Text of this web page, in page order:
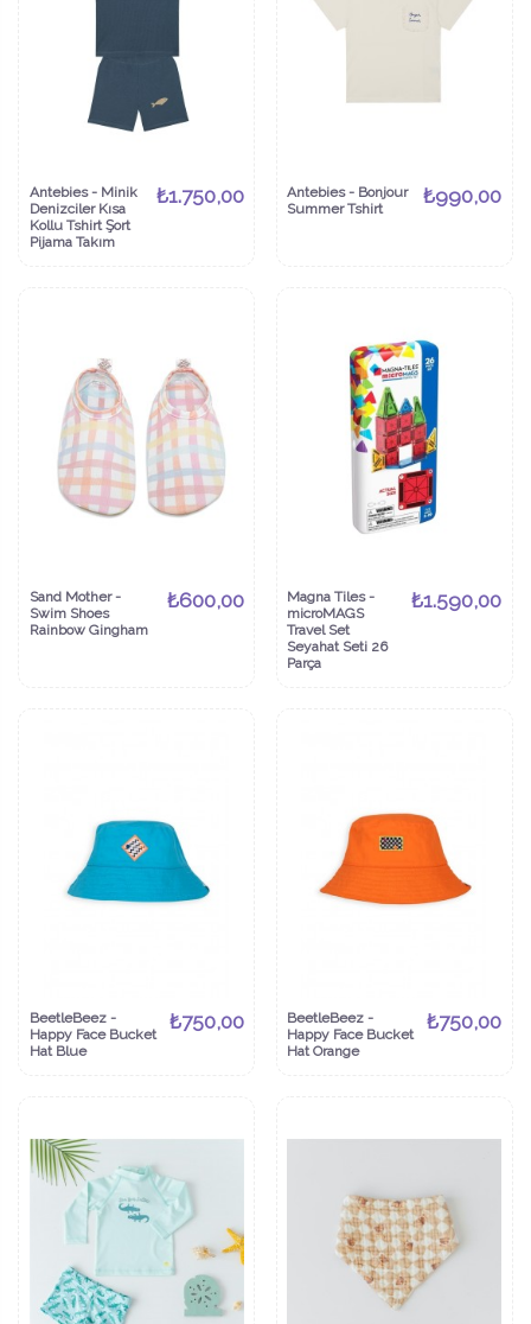
Antebies - Minik
Denizciler Kısa
Kollu Tshirt Şort
Pijama Takım
₺1.750,00
Antebies - Bonjour
Summer Tshirt
₺990,00
Sand Mother -
Swim Shoes
Rainbow Gingham
₺600,00
Magna Tiles -
microMAGS
Travel Set
Seyahat Seti 26
Parça
₺1.590,00
BeetleBeez -
Happy Face Bucket
Hat Blue
₺750,00
BeetleBeez -
Happy Face Bucket
Hat Orange
₺750,00